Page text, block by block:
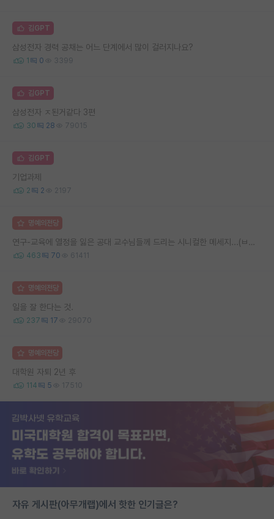
김GPT
삼성전자 경력 공채는 어느 단계에서 많이 걸러지나요?
1 0 3399
김GPT
삼성전자 ㅈ된거같다 3편
30 28 79015
김GPT
기업과제
2 2 2197
명예의전당
연구-교육에 열정을 잃은 공대 교수님들께 드리는 시니컬한 메세지...(ㅂㄷㅂㄷ)
463 70 61411
명예의전당
일을 잘 한다는 것.
237 17 29070
명예의전당
대학원 자퇴 2년 후
114 5 17510
자유 게시판(아무개랩)에서 핫한 인기글은?